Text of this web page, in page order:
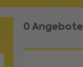
0 Angebote